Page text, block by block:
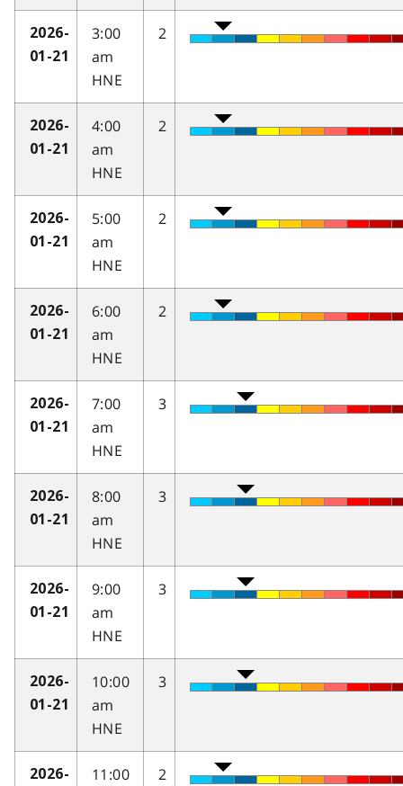
2026-
01-21
3:00
am
HNE
2
2026-
01-21
4:00
am
HNE
2
2026-
01-21
5:00
am
HNE
2
2026-
01-21
6:00
am
HNE
2
2026-
01-21
7:00
am
HNE
3
2026-
01-21
8:00
am
HNE
3
2026-
01-21
9:00
am
HNE
3
2026-
01-21
10:00
am
HNE
3
2026-
11:00
2